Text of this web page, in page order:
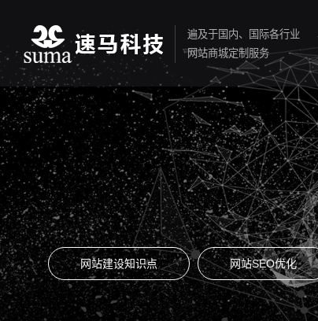
遍及于国内、国际各行业
网站商城定制服务
网站建设知识点 网站SEO优化